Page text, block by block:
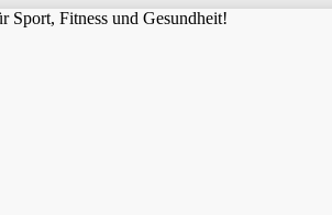
Sport, Fitness und Gesundheit!